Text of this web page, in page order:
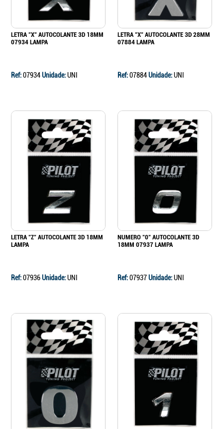
LETRA "X" AUTOCOLANTE 3D 18MM
07934 LAMPA
Ref:07934Unidade:UNI
LETRA "X" AUTOCOLANTE 3D 28MM
07884 LAMPA
Ref:07884Unidade:UNI
LETRA "Z" AUTOCOLANTE 3D 18MM
LAMPA
Ref:07936Unidade:UNI
NUMERO "0" AUTOCOLANTE 3D
18MM 07937 LAMPA
Ref:07937Unidade:UNI